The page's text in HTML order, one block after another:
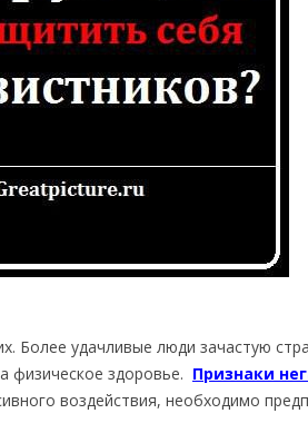
Более удачливые люди зачастую
физическое здоровье. Признаки
воздействия, необходимо